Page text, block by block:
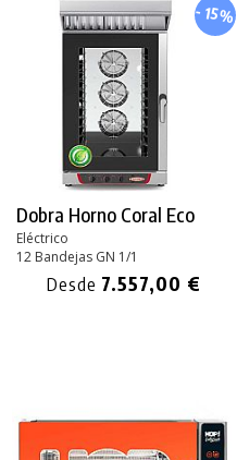
- 15%
Dobra Horno Coral Eco
Eléctrico
12 Bandejas GN 1/1
Desde 7.557,00 €